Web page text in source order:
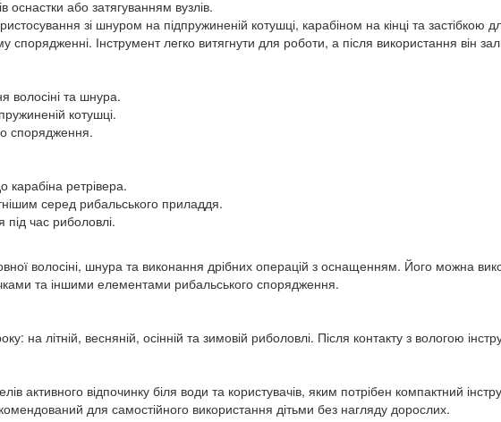
або затягуванням вузлів.
зі шнуром на підпружиненій котушці, карабіном на кінці та застібкою
спорядженні. Інструмент легко витягнути для роботи, а після використання він
волосіні та шнура.
котушці.
спорядження.
карабіна ретрівера.
серед рибальського приладдя.
час риболовлі.
волосіні, шнура та виконання дрібних операцій з оснащенням. Його можна
та іншими елементами рибальського спорядження.
на літній, весняній, осінній та зимовій риболовлі. Після контакту з вологою
активного відпочинку біля води та користувачів, яким потрібен компактний
для самостійного використання дітьми без нагляду дорослих.